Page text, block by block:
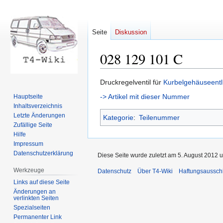
028 129 101 C
Zur
Navigation
Zur
Suche
Druckregelventil für
-> Artikel mit dieser Nummer
Kategorie: Teilenummer
Seite Diskussion
Hauptseite
Inhaltsverzeichnis
Letzte Änderungen
Zufällige Seite
Hilfe
Impressum
Datenschutzerklärung
Werkzeuge
Links auf diese Seite
Änderungen an
verlinkten Seiten
Spezialseiten
Permanenter Link
Diese Seite wurde zuletzt am 5. August 2012
Datenschutz Über T4-Wiki